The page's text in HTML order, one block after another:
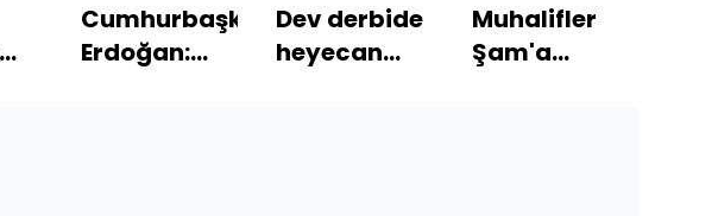
Cumhurbaşkanı
Erdoğan:
Dev derbide
heyecan
Muhalifler
Şam'a